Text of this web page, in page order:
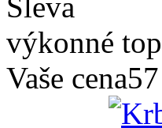
výkonné
Vaše cena